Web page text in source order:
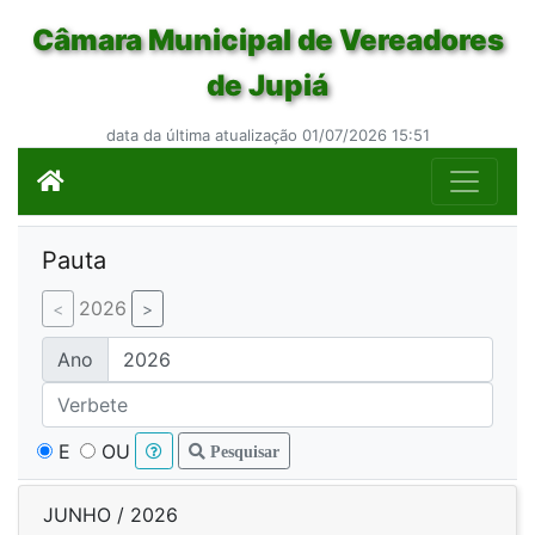
Câmara Municipal de Vereadores
de Jupiá
data da última atualização 01/07/2026 15:51
Pauta
2026
Ano
E OU Pesquisar
JUNHO / 2026